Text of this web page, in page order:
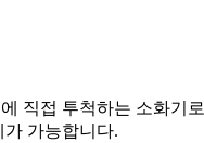
직접 투척하는 소화기로
가능합니다.